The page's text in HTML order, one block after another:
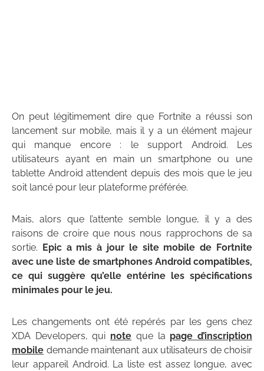
On peut légitimement dire que Fortnite a réussi son
lancement sur mobile, mais il y a un élément majeur
qui manque encore : le support Android. Les
utilisateurs ayant en main un smartphone ou une
tablette Android attendent depuis des mois que le jeu
soit lancé pour leur plateforme préférée.
Mais, alors que l’attente semble longue, il y a des
raisons de croire que nous nous rapprochons de sa
sortie. Epic a mis à jour le site mobile de Fortnite
avec une liste de smartphones Android compatibles,
ce qui suggère qu’elle entérine les spécifications
minimales pour le jeu.
Les changements ont été repérés par les gens chez
XDA Developers, qui note que la page d’inscription
mobile demande maintenant aux utilisateurs de choisir
leur appareil Android. La liste est assez longue, avec